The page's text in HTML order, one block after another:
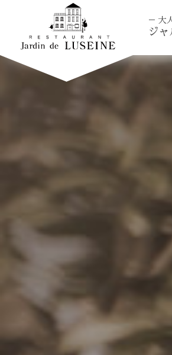
－ 大
ジ